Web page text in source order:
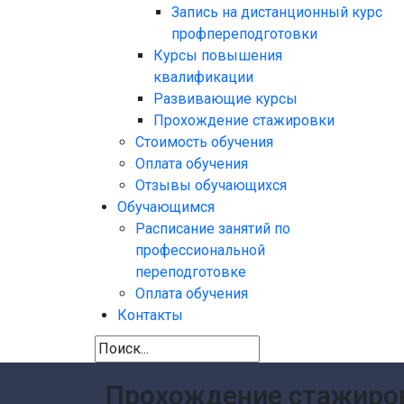
Запись на дистанционный курс
профпереподготовки
Курсы повышения
квалификации
Развивающие курсы
Прохождение стажировки
Стоимость обучения
Оплата обучения
Отзывы обучающихся
Обучающимся
Расписание занятий по
профессиональной
переподготовке
Оплата обучения
Контакты
Прохождение